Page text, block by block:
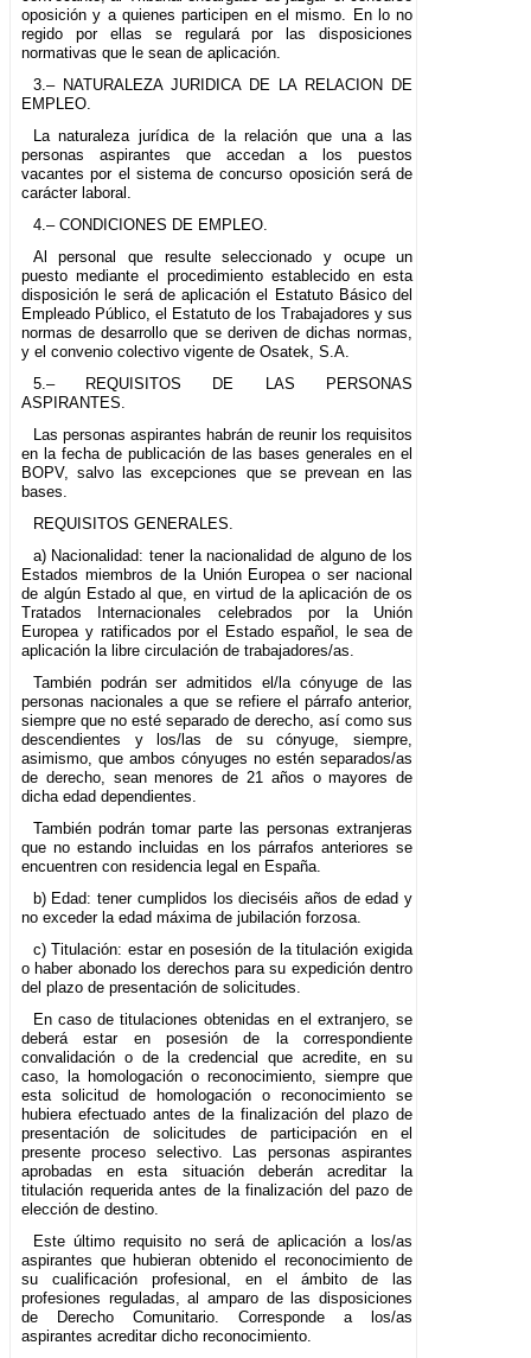
oposición y a quienes participen en el mismo. En lo no
regido por ellas se regulará por las disposiciones
normativas que le sean de aplicación.
3.– NATURALEZA JURIDICA DE LA RELACION DE
EMPLEO.
La naturaleza jurídica de la relación que una a las
personas aspirantes que accedan a los puestos
vacantes por el sistema de concurso oposición será de
carácter laboral.
4.– CONDICIONES DE EMPLEO.
Al personal que resulte seleccionado y ocupe un
puesto mediante el procedimiento establecido en esta
disposición le será de aplicación el Estatuto Básico del
Empleado Público, el Estatuto de los Trabajadores y sus
normas de desarrollo que se deriven de dichas normas,
y el convenio colectivo vigente de Osatek, S.A.
5.– REQUISITOS DE LAS PERSONAS
ASPIRANTES.
Las personas aspirantes habrán de reunir los requisitos
en la fecha de publicación de las bases generales en el
BOPV, salvo las excepciones que se prevean en las
bases.
REQUISITOS GENERALES.
a) Nacionalidad: tener la nacionalidad de alguno de los
Estados miembros de la Unión Europea o ser nacional
de algún Estado al que, en virtud de la aplicación de os
Tratados Internacionales celebrados por la Unión
Europea y ratificados por el Estado español, le sea de
aplicación la libre circulación de trabajadores/as.
También podrán ser admitidos el/la cónyuge de las
personas nacionales a que se refiere el párrafo anterior,
siempre que no esté separado de derecho, así como sus
descendientes y los/las de su cónyuge, siempre,
asimismo, que ambos cónyuges no estén separados/as
de derecho, sean menores de 21 años o mayores de
dicha edad dependientes.
También podrán tomar parte las personas extranjeras
que no estando incluidas en los párrafos anteriores se
encuentren con residencia legal en España.
b) Edad: tener cumplidos los dieciséis años de edad y
no exceder la edad máxima de jubilación forzosa.
c) Titulación: estar en posesión de la titulación exigida
o haber abonado los derechos para su expedición dentro
del plazo de presentación de solicitudes.
En caso de titulaciones obtenidas en el extranjero, se
deberá estar en posesión de la correspondiente
convalidación o de la credencial que acredite, en su
caso, la homologación o reconocimiento, siempre que
esta solicitud de homologación o reconocimiento se
hubiera efectuado antes de la finalización del plazo de
presentación de solicitudes de participación en el
presente proceso selectivo. Las personas aspirantes
aprobadas en esta situación deberán acreditar la
titulación requerida antes de la finalización del pazo de
elección de destino.
Este último requisito no será de aplicación a los/as
aspirantes que hubieran obtenido el reconocimiento de
su cualificación profesional, en el ámbito de las
profesiones reguladas, al amparo de las disposiciones
de Derecho Comunitario. Corresponde a los/as
aspirantes acreditar dicho reconocimiento.